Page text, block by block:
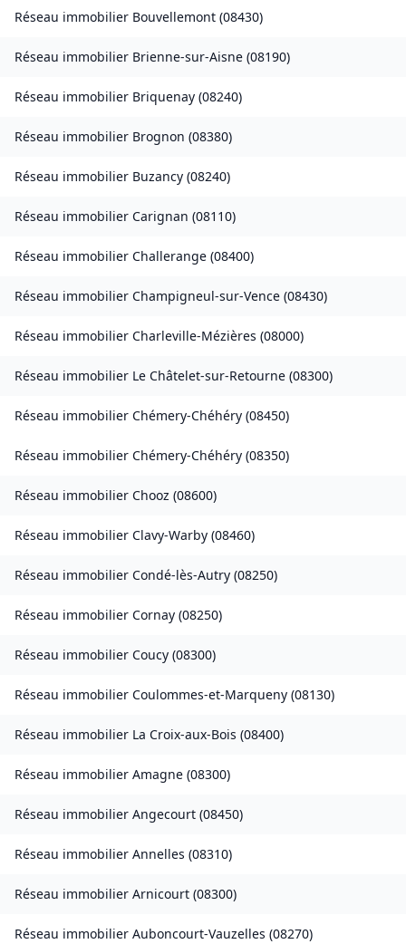
Réseau immobilier Bouvellemont (08430)
Réseau immobilier Brienne-sur-Aisne (08190)
Réseau immobilier Briquenay (08240)
Réseau immobilier Brognon (08380)
Réseau immobilier Buzancy (08240)
Réseau immobilier Carignan (08110)
Réseau immobilier Challerange (08400)
Réseau immobilier Champigneul-sur-Vence (08430)
Réseau immobilier Charleville-Mézières (08000)
Réseau immobilier Le Châtelet-sur-Retourne (08300)
Réseau immobilier Chémery-Chéhéry (08450)
Réseau immobilier Chémery-Chéhéry (08350)
Réseau immobilier Chooz (08600)
Réseau immobilier Clavy-Warby (08460)
Réseau immobilier Condé-lès-Autry (08250)
Réseau immobilier Cornay (08250)
Réseau immobilier Coucy (08300)
Réseau immobilier Coulommes-et-Marqueny (08130)
Réseau immobilier La Croix-aux-Bois (08400)
Réseau immobilier Amagne (08300)
Réseau immobilier Angecourt (08450)
Réseau immobilier Annelles (08310)
Réseau immobilier Arnicourt (08300)
Réseau immobilier Auboncourt-Vauzelles (08270)